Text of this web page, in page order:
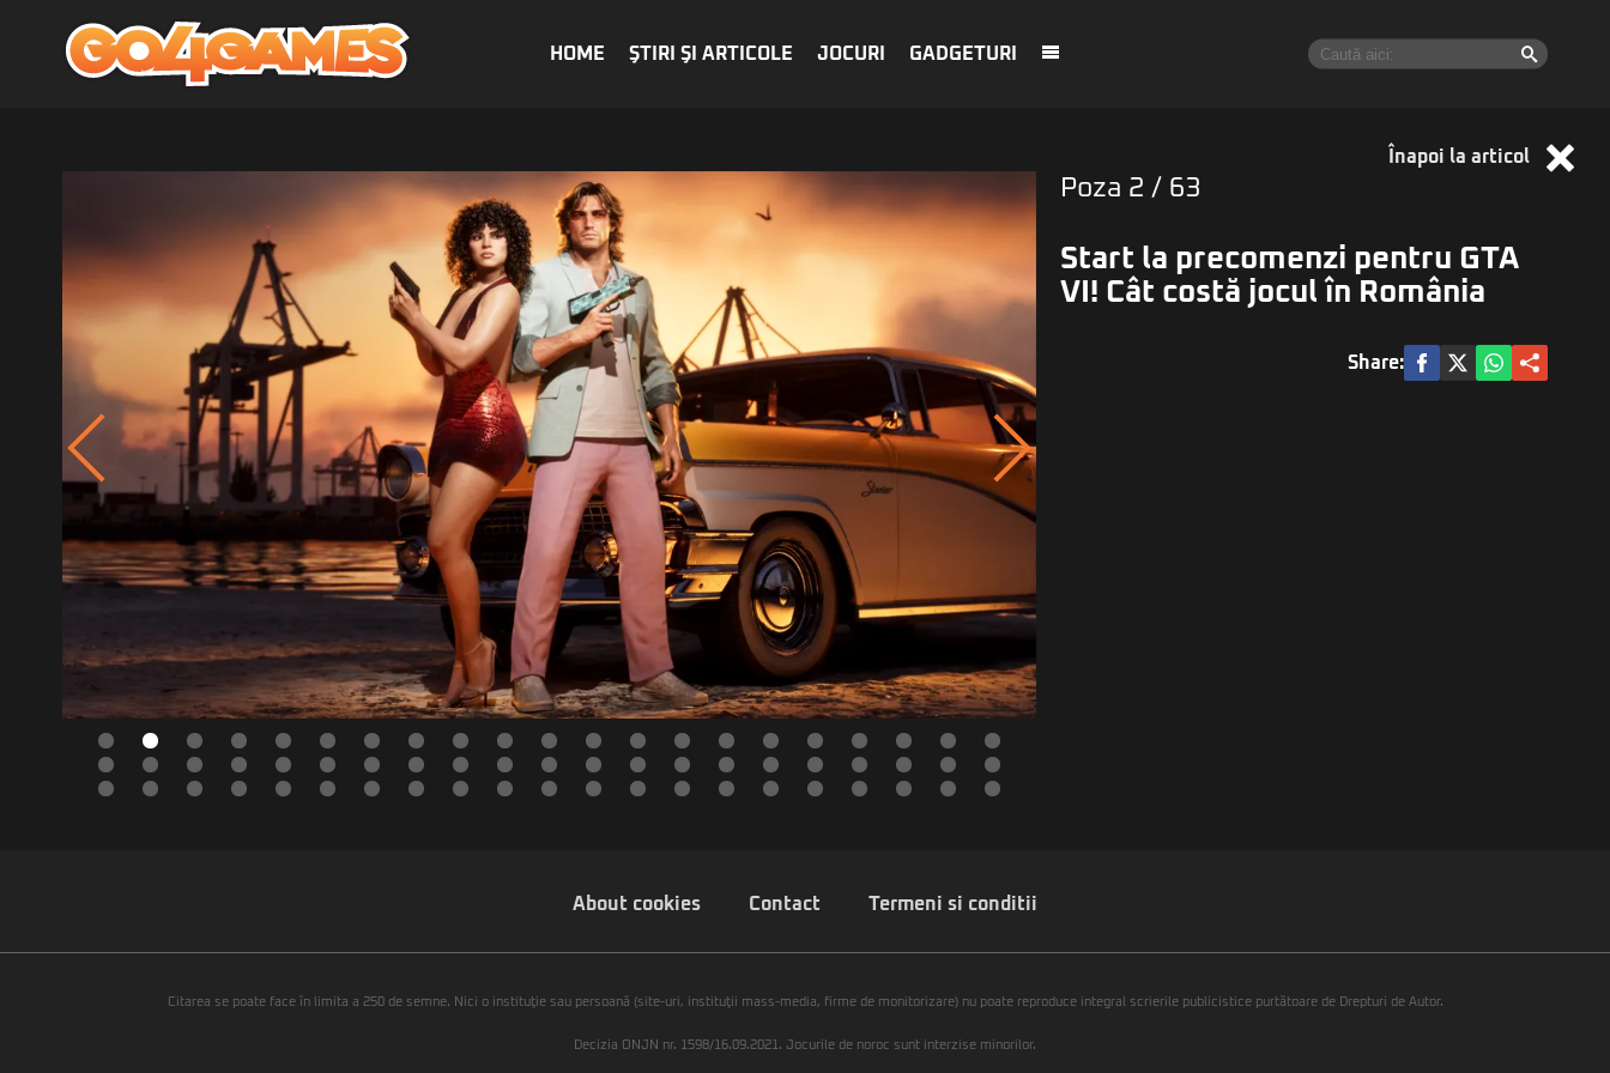
HOME ŞTIRI ŞI ARTICOLE JOCURI GADGETURI
Înapoi la articol
Poza 2 / 63
Start la precomenzi pentru GTA
VI! Cât costă jocul în România
Share:
About cookies Contact Termeni si conditii
Citarea se poate face în limita a 250 de semne. Nici o instituţie sau persoană (site-uri, instituţii mass-media, firme de monitorizare) nu poate reproduce integral scrierile publicistice purtătoare de Drepturi de Autor.
Decizia ONJN nr. 1598/16.09.2021. Jocurile de noroc sunt interzise minorilor.